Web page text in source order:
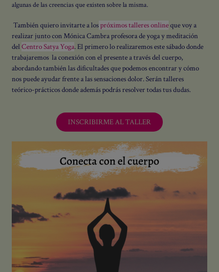
algunas de las creencias que existen sobre la misma.
También quiero invitarte a lospróximos talleres onlineque voy a
realizar junto conMónica Cambra profesora de yoga y meditación
del Centro Satya Yoga. El primero lo realizaremos este sábado donde
trabajaremos la conexión con el presente a través del cuerpo,
abordando también las dificultades que podemos encontrar y cómo
nos puede ayudar frente a las sensaciones dolor. Serán talleres
teórico-prácticos donde además podrás resolver todas tus dudas.
INSCRIBIRME AL TALLER
¡TRANSFORMA TUS RELACIONES
CON L'AMOR!
Suspiros de L’amor
Una newsletter para ayudarte a construir
relaciones más sanas, contigo y con los
demás. Aquí encontrarás reflexiones,
consejos y herramientas practicas para
fortalecer tu autoestima y relaciones.
Únete y acompáñanos en este camino
amor sano